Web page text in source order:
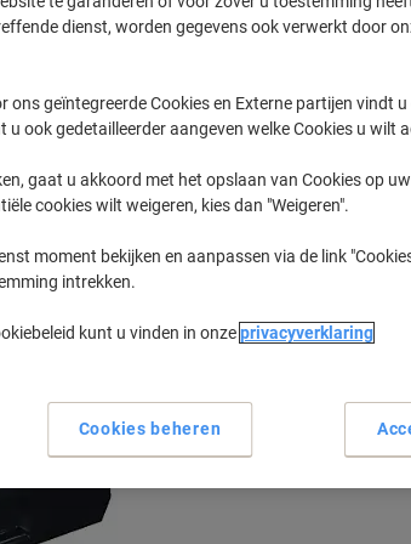
te tonen
6655 Printer
dienst, worden gegevens ook verwerkt door
ons geïntegreerde Cookies en Externe partijen vindt u
u ook gedetailleerder aangeven welke Cookies u wilt
gaat u akkoord met het opslaan van Cookies op
cookies wilt weigeren, kies dan "Weigeren".
moment bekijken en aanpassen via de link
intrekken.
kunt u vinden in onzeprivacyverklaring
Cookies beheren